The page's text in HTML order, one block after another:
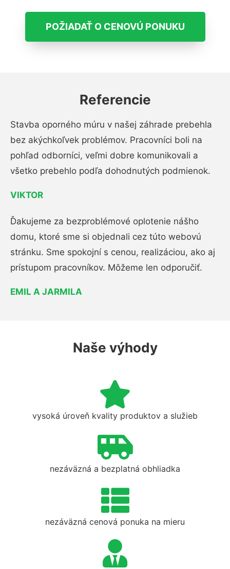
POŽIADAŤ O CENOVÚ PONUKU
Referencie
Stavba oporného múru v našej záhrade prebehla
bez akýchkoľvek problémov. Pracovníci boli na
pohľad odborníci, veľmi dobre komunikovali a
všetko prebehlo podľa dohodnutých podmienok.
VIKTOR
Ďakujeme za bezproblémové oplotenie nášho
domu, ktoré sme si objednali cez túto webovú
stránku. Sme spokojní s cenou, realizáciou, ako aj
prístupom pracovníkov. Môžeme len odporučiť.
EMIL A JARMILA
Naše výhody
vysoká úroveň kvality produktov a služieb
nezáväzná a bezplatná obhliadka
nezáväzná cenová ponuka na mieru